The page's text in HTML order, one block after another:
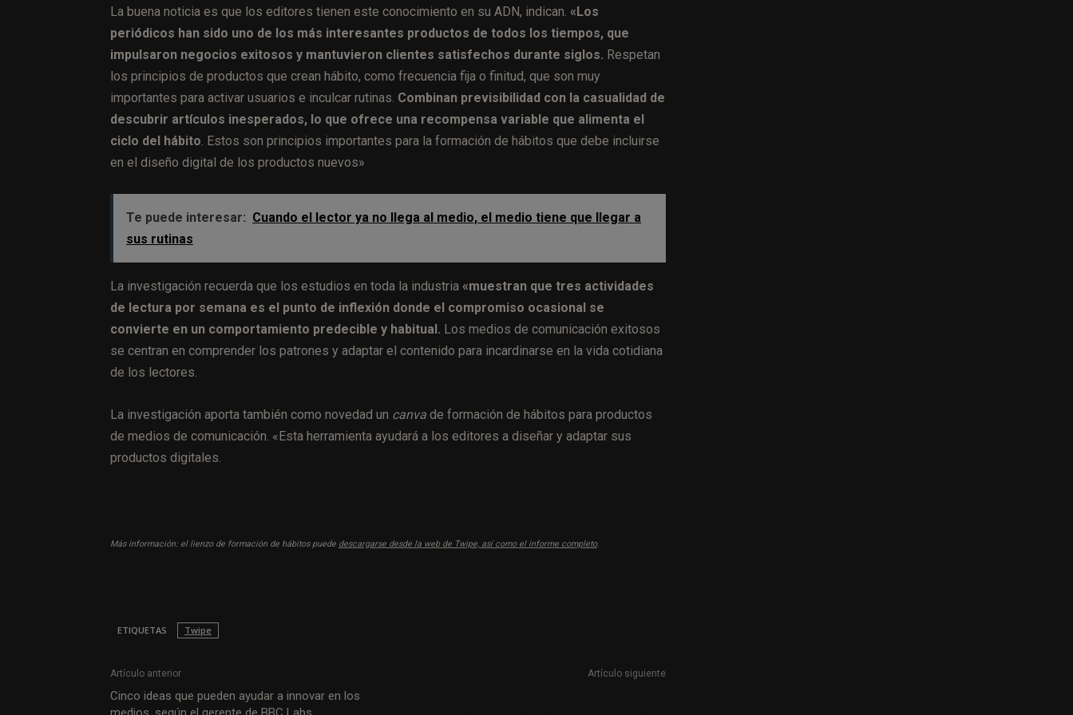
La buena noticia es que los editores tienen este conocimiento en su ADN, indican. «Los
periódicos han sido uno de los más interesantes productos de todos los tiempos, que
impulsaron negocios exitosos y mantuvieron clientes satisfechos durante siglos. Respetan
los principios de productos que crean hábito, como frecuencia fija o finitud, que son muy
importantes para activar usuarios e inculcar rutinas. Combinan previsibilidad con la casualidad de
descubrir artículos inesperados, lo que ofrece una recompensa variable que alimenta el
ciclo del hábito. Estos son principios importantes para la formación de hábitos que debe incluirse
en el diseño digital de los productos nuevos»
Te puede interesar: Cuando el lector ya no llega al medio, el medio tiene que llegar a
sus rutinas
La investigación recuerda que los estudios en toda la industria «muestran que tres actividades
de lectura por semana es el punto de inflexión donde el compromiso ocasional se
convierte en un comportamiento predecible y habitual . Los medios de comunicación exitosos
se centran en comprender los patrones y adaptar el contenido para incardinarse en la vida cotidiana
de los lectores.
La investigación aporta también como novedad un canva de formación de hábitos para productos
de medios de comunicación. «Esta herramienta ayudará a los editores a diseñar y adaptar sus
productos digitales.
Más información: el lienzo de formación de hábitos puede descargarse desde la web de Twipe, así como el informe completo.
ETIQUETAS Twipe
Artículo anterior
Cinco ideas que pueden ayudar a innovar en los
Artículo siguiente